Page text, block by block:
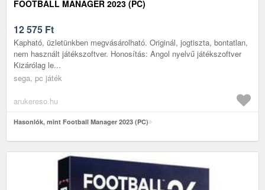
FOOTBALL MANAGER 2023 (PC)
12 575 Ft
Kapható, üzletünkben megvásárolható. Originál, jogtiszta, bontatlan,
nem használt játékszoftver. Honosítás: Angol nyelvű játékszoftver
Kizárólag le...
sega, pc játék
arukereso.hu
Hasonlók, mint Football Manager 2023 (PC)